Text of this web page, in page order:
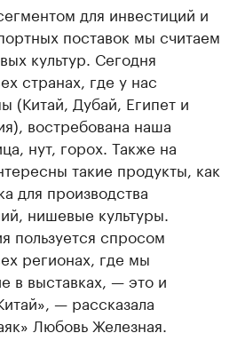
для инвестиций и
поставок мы считаем
культур. Сегодня
странах, где у нас
(Китай, Дубай, Египет и
востребована наша
нут, горох. Также на
такие продукты, как
для производства
нишевые культуры.
пользуется спросом
регионах, где мы
в выставках, — это и
— рассказала
Любовь Железная.